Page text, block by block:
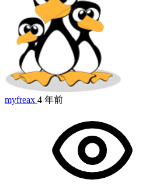
myfreax 4 年前